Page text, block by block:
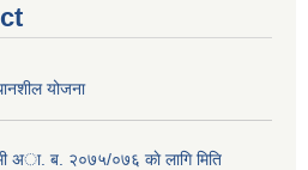
योजना
अा. ब. २०७५/०७६ काे लागि मिति